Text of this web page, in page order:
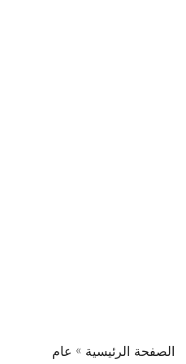
الصفحة الرئيسية » عام